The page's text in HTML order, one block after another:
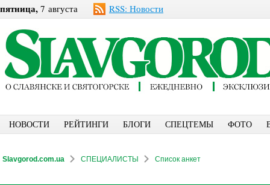
пятница, 7 августа RSS: Новости
НОВОСТИ РЕЙТИНГИ БЛОГИ СПЕЦТЕМЫ ФОТО
Slavgorod.com.ua СПЕЦИАЛИСТЫ Список анкет